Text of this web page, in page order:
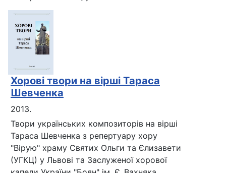
Хорові твори на вірші Тараса
Шевченка
2013.
Твори українських композиторів на вірші
Тараса Шевченка з репертуару хору
"Вірую" храму Святих Ольги та Єлизавети
(УГКЦ) у Львові та Заслуженої хорової